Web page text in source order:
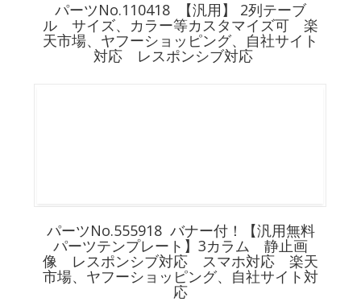
パーツNo.110418 【汎用】 2列テーブ
ル サイズ、カラー等カスタマイズ可 楽
天市場、ヤフーショッピング、自社サイト
対応 レスポンシブ対応
パーツNo.555918 バナー付！【汎用無料
パーツテンプレート】3カラム 静止画
像 レスポンシブ対応 スマホ対応 楽天
市場、ヤフーショッピング、自社サイト対
応